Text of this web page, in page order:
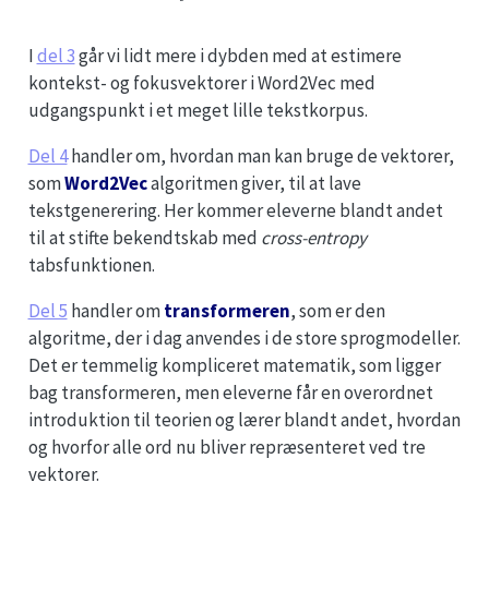
Idel 3går vi lidt mere i dybden med at estimere
kontekst- og fokusvektorer i Word2Vec med
udgangspunkt i et meget lille tekstkorpus.
Del 4handler om, hvordan man kan bruge de vektorer,
somWord2Vecalgoritmen giver, til at lave
tekstgenerering. Her kommer eleverne blandt andet
til at stifte bekendtskab med cross-entropy
tabsfunktionen.
Del 5 handler omtransformeren, som er den
algoritme, der i dag anvendes i de store sprogmodeller.
Det er temmelig kompliceret matematik, som ligger
bag transformeren, men eleverne får en overordnet
introduktion til teorien og lærer blandt andet, hvordan
og hvorfor alle ord nu bliver repræsenteret ved tre
vektorer.